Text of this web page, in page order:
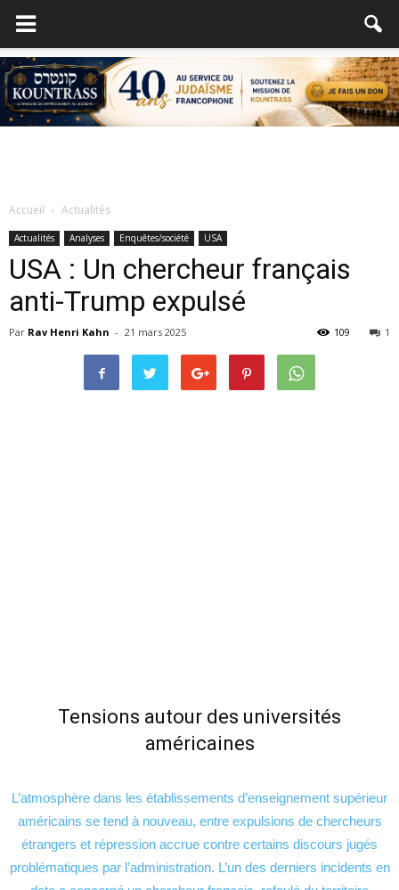
Accueil Actualités
Actualités Analyses Enquêtes/société USA
USA : Un chercheur français
anti-Trump expulsé
Par Rav Henri Kahn - 21 mars 2025 1
109
Tensions autour des universités
américaines
L’atmosphère dans les établissements d’enseignement supérieur
américains se tend à nouveau, entre expulsions de chercheurs
étrangers et répression accrue contre certains discours jugés
problématiques par l’administration. L’un des derniers incidents en